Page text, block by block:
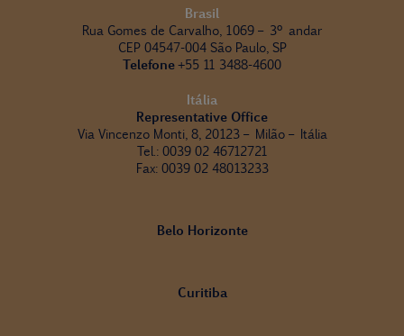
Brasil
Rua Gomes de Carvalho, 1069 – 3º andar
CEP 04547-004 São Paulo, SP
Telefone+55 11 3488-4600
Itália
Representative Office
Via Vincenzo Monti, 8, 20123 – Milão – Itália
Tel.: 0039 02 46712721
Fax: 0039 02 48013233
Belo Horizonte
Curitiba